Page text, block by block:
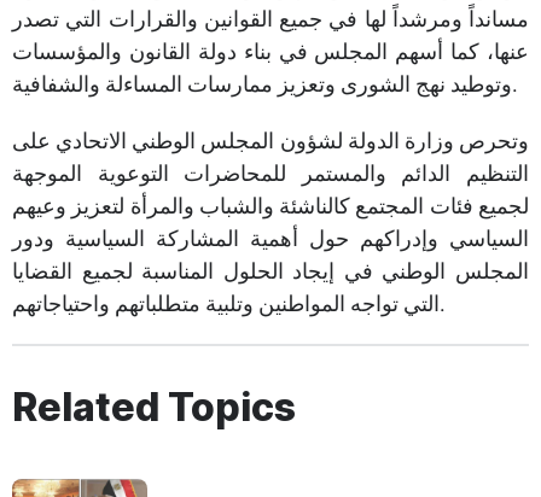
مسانداً ومرشداً لها في جميع القوانين والقرارات التي تصدر
عنها، كما أسهم المجلس في بناء دولة القانون والمؤسسات
وتوطيد نهج الشورى وتعزيز ممارسات المساءلة والشفافية.
وتحرص وزارة الدولة لشؤون المجلس الوطني الاتحادي على
التنظيم الدائم والمستمر للمحاضرات التوعوية الموجهة
لجميع فئات المجتمع كالناشئة والشباب والمرأة لتعزيز وعيهم
السياسي وإدراكهم حول أهمية المشاركة السياسية ودور
المجلس الوطني في إيجاد الحلول المناسبة لجميع القضايا
التي تواجه المواطنين وتلبية متطلباتهم واحتياجاتهم.
Related Topics